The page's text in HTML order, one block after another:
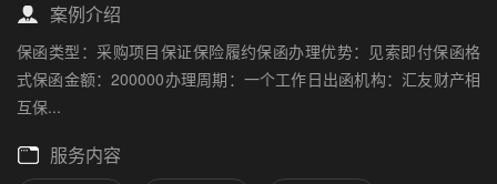
案例介绍
保函类型：采购项目保证保险履约保函办理优势：见索即付保函格
式保函金额：200000办理周期：一个工作日出函机构：汇友财产相
互保...
服务内容